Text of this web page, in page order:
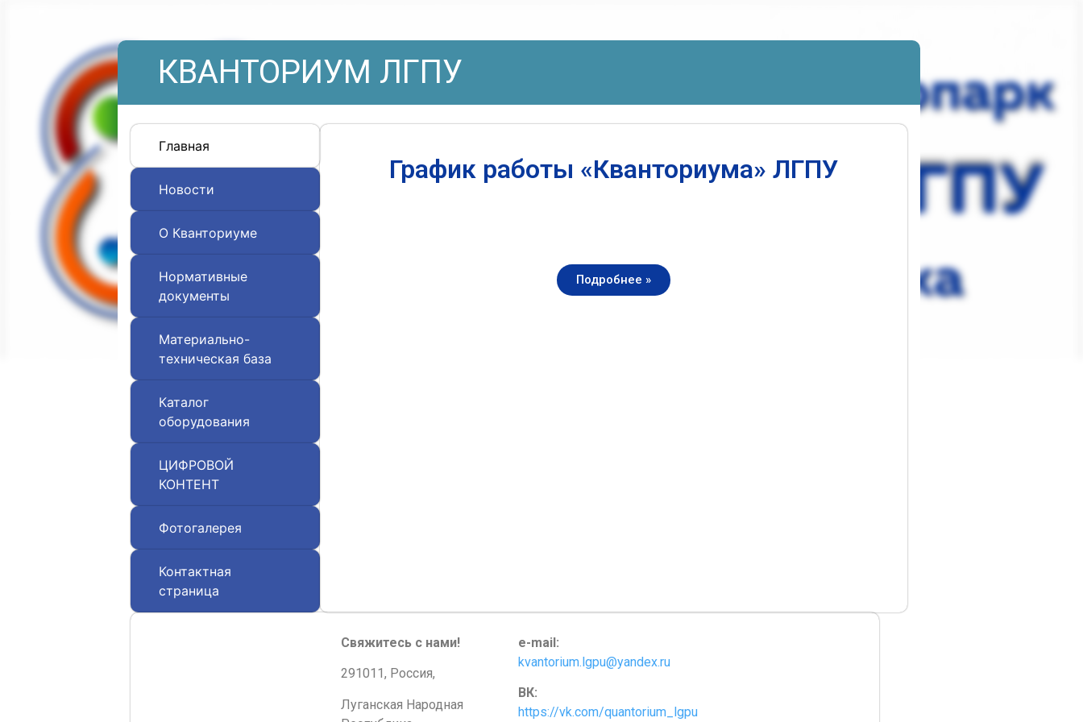
КВАНТОРИУМ ЛГПУ
Главная
Новости
О Кванториуме
Нормативные
документы
Материально-
техническая база
Каталог
оборудования
ЦИФРОВОЙ
КОНТЕНТ
Фотогалерея
Контактная
страница
График работы «Кванториума» ЛГПУ
Подробнее »
Свяжитесь с нами!
291011, Россия,
Луганская Народная
e-mail:
kvantorium.lgpu@yandex.ru
ВК:
https://vk.com/quantorium_lgpu